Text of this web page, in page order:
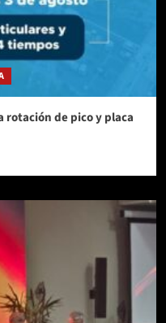
rotación de pico y placa